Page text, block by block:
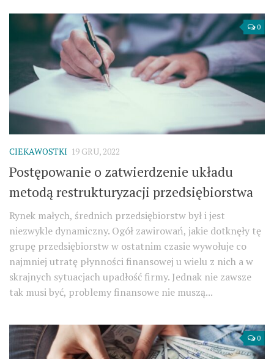
0
CIEKAWOSTKI 19 GRU, 2022
Postępowanie o zatwierdzenie układu
metodą restrukturyzacji przedsiębiorstwa
Rynek małych, średnich przedsiębiorstw był i jest
niezwykle dynamiczny. Ogół zawirowań, jakie dotknęły tę
grupę przedsiębiorstw w ostatnim czasie wywołuje co
najmniej utratę płynności finansowej u wielu z nich a w
skrajnych sytuacjach upadłość firmy. Jednak nie zawsze
tak musi być, problemy finansowe nie muszą...
0